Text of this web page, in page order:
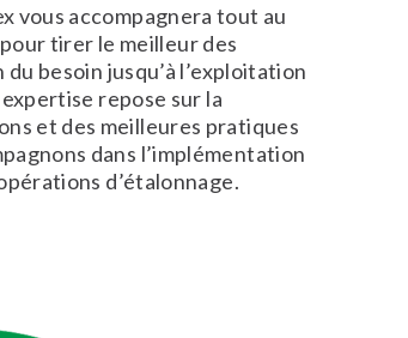
vous accompagnera tout au
tirer le meilleur des
besoin jusqu’à l’exploitation
repose sur la
et des meilleures pratiques
dans l’implémentation
d’étalonnage.